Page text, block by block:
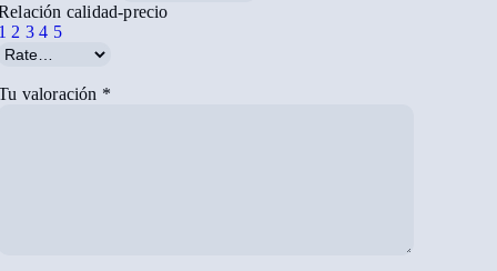
calidad-precio
2 3 4 5
valoración *